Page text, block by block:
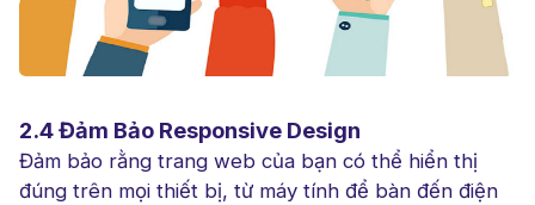
2.4 Đảm Bảo Responsive Design
Đảm bảo rằng trang web của bạn có thể hiển thị
đúng trên mọi thiết bị, từ máy tính để bàn đến điện